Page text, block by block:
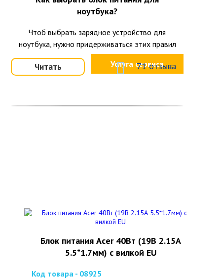
Услуга сервиса
ноутбука?
Чтоб выбрать зарядное устройство для
ноутбука, нужно придерживаться этих правил
Читать 71 отзыва
Блок питания Acer 40Вт (19В 2.15А
5.5*1.7мм) с вилкой EU
Код товара - 08925